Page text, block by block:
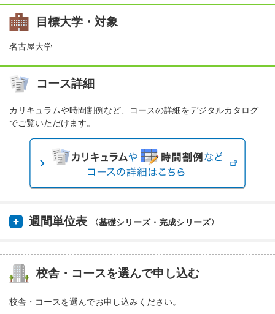
目標大学・対象
名古屋大学
コース詳細
カリキュラムや時間割例など、コースの詳細をデジタルカタログ
でご覧いただけます。
週間単位表 〈基礎シリーズ・完成シリーズ〉
校舎・コースを選んで申し込む
校舎・コースを選んでお申し込みください。